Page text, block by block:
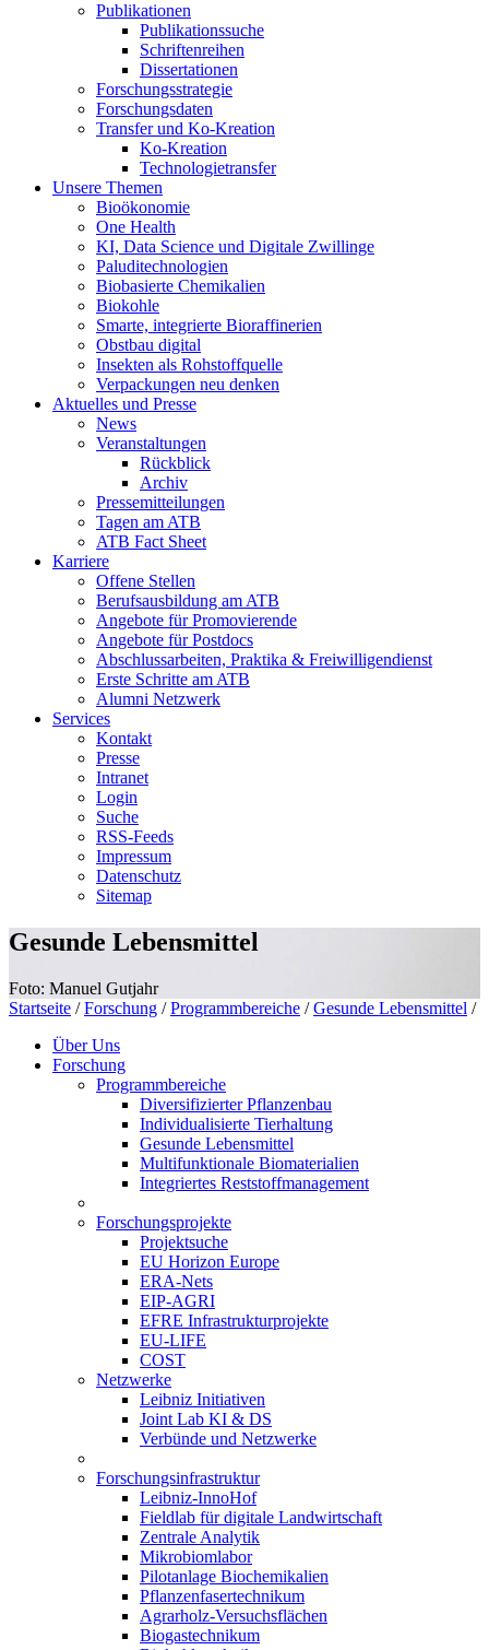
Publikationen
Publikationssuche
Schriftenreihen
Dissertationen
Forschungsstrategie
Forschungsdaten
Transfer und Ko-Kreation
Ko-Kreation
Technologietransfer
Unsere Themen
Bioökonomie
One Health
KI, Data Science und Digitale Zwillinge
Paluditechnologien
Biobasierte Chemikalien
Biokohle
Smarte, integrierte Bioraffinerien
Obstbau digital
Insekten als Rohstoffquelle
Verpackungen neu denken
Aktuelles und Presse
News
Veranstaltungen
Rückblick
Archiv
Pressemitteilungen
Tagen am ATB
ATB Fact Sheet
Karriere
Offene Stellen
Berufsausbildung am ATB
Angebote für Promovierende
Angebote für Postdocs
Abschlussarbeiten, Praktika & Freiwilligendienst
Erste Schritte am ATB
Alumni Netzwerk
Services
Kontakt
Presse
Intranet
Login
Suche
RSS-Feeds
Impressum
Datenschutz
Sitemap
Gesunde Lebensmittel
Foto: Manuel Gutjahr
Startseite / Forschung / Programmbereiche / Gesunde Lebensmittel /
Über Uns
Forschung
Programmbereiche
Diversifizierter Pflanzenbau
Individualisierte Tierhaltung
Gesunde Lebensmittel
Multifunktionale Biomaterialien
Integriertes Reststoffmanagement
Forschungsprojekte
Projektsuche
EU Horizon Europe
ERA-Nets
EIP-AGRI
EFRE Infrastrukturprojekte
EU-LIFE
COST
Netzwerke
Leibniz Initiativen
Joint Lab KI & DS
Verbünde und Netzwerke
Forschungsinfrastruktur
Leibniz-InnoHof
Fieldlab für digitale Landwirtschaft
Zentrale Analytik
Mikrobiomlabor
Pilotanlage Biochemikalien
Pflanzenfasertechnikum
Agrarholz-Versuchsflächen
Biogastechnikum